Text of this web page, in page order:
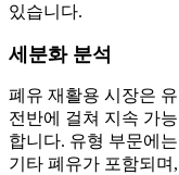
있습니다.
세분화 분석
폐유 재활용 시장은
전반에 걸쳐 지속 가
합니다. 유형 부문에
기타 폐유가 포함되며